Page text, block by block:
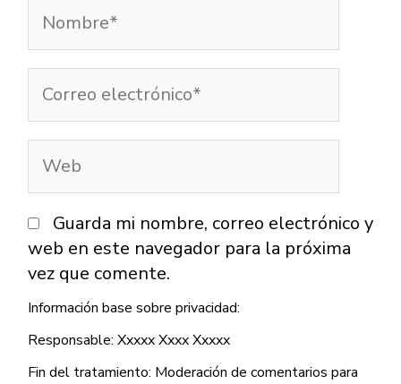
electrónico*
Guarda mi nombre, correo electrónico y
web en este navegador para la próxima
vez que comente.
Información base sobre privacidad:
Responsable: Xxxxx Xxxx Xxxxx
Fin del tratamiento: Moderación de comentarios para